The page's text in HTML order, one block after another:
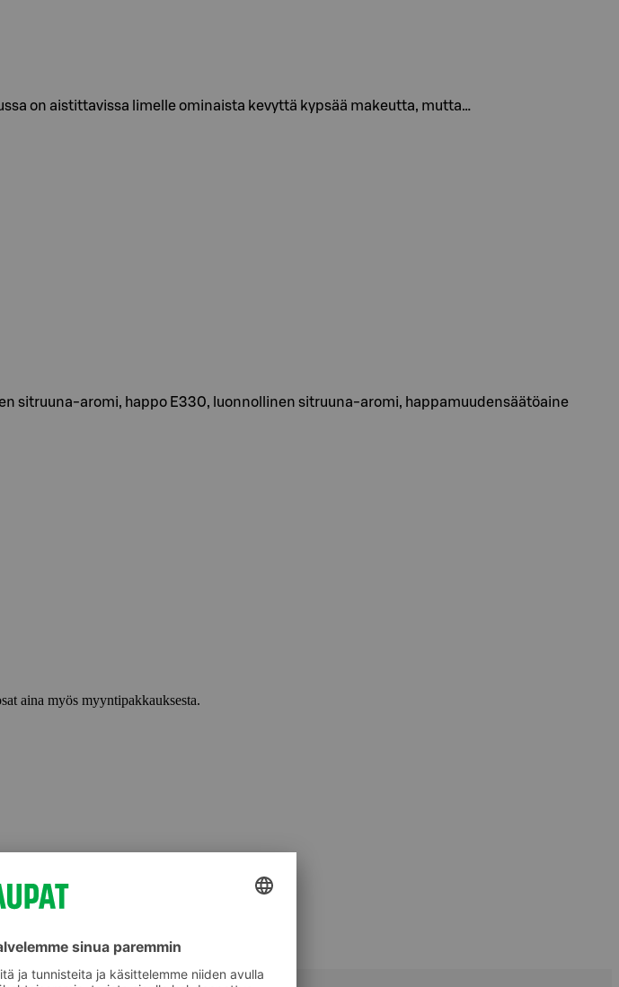
on aistittavissa limelle ominaista kevyttä kypsää makeutta, mutta…
sitruuna-aromi, happo E330, luonnollinen sitruuna-aromi, happamuudensäätöaine
aina myös myyntipakkauksesta.